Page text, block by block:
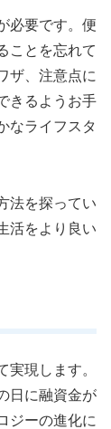
必要です。便
ことを忘れて
ザ、注意点に
きるようお手
なライフスタ
法を探ってい
活をより良い
実現します。
日に融資金が
ジーの進化に